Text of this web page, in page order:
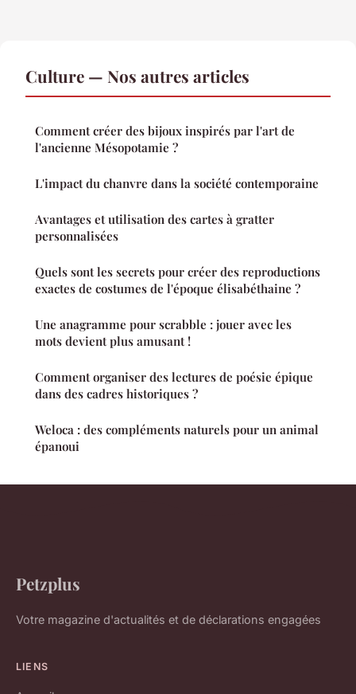
Culture — Nos autres articles
Comment créer des bijoux inspirés par l'art de
l'ancienne Mésopotamie ?
L'impact du chanvre dans la société contemporaine
Avantages et utilisation des cartes à gratter
personnalisées
Quels sont les secrets pour créer des reproductions
exactes de costumes de l'époque élisabéthaine ?
Une anagramme pour scrabble : jouer avec les
mots devient plus amusant !
Comment organiser des lectures de poésie épique
dans des cadres historiques ?
Weloca : des compléments naturels pour un animal
épanoui
Petzplus
Votre magazine d'actualités et de déclarations engagées
LIENS